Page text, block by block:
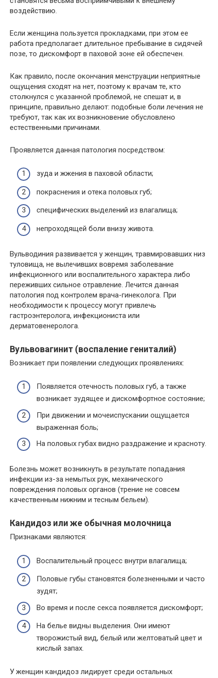
воздействию.
Если женщина пользуется прокладками, при этом ее
работа предполагает длительное пребывание в сидячей
позе, то дискомфорт в паховой зоне ей обеспечен.
Как правило, после окончания менструации неприятные
ощущения сходят на нет, поэтому к врачам те, кто
столкнулся с указанной проблемой, не спешат и, в
принципе, правильно делают: подобные боли лечения не
требуют, так как их возникновение обусловлено
естественными причинами.
Проявляется данная патология посредством:
зуда и жжения в паховой области;
покраснения и отека половых губ;
специфических выделений из влагалища;
непроходящей боли внизу живота.
Вульводиния развивается у женщин, травмировавших низ
туловища, не вылечивших вовремя заболевание
инфекционного или воспалительного характера либо
переживших сильное отравление. Лечится данная
патология под контролем врача-гинеколога. При
необходимости к процессу могут привлечь
гастроэнтеролога, инфекциониста или
дерматовенеролога.
Вульвовагинит (воспаление гениталий)
Возникает при появлении следующих проявлениях:
Появляется отечность половых губ, а также
возникает зудящее и дискомфортное состояние;
При движении и мочеиспускании ощущается
выраженная боль;
На половых губах видно раздражение и красноту.
Болезнь может возникнуть в результате попадания
инфекции из-за немытых рук, механического
повреждения половых органов (трение не совсем
качественным нижним и тесным бельем).
Кандидоз или же обычная молочница
Признаками являются:
Воспалительный процесс внутри влагалища;
Половые губы становятся болезненными и часто
зудят;
Во время и после секса появляется дискомфорт;
На белье видны выделения. Они имеют
творожистый вид, белый или желтоватый цвет и
кислый запах.
У женщин кандидоз лидирует среди остальных